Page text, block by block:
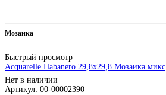
Мозаика
Быстрый просмотр
Acquarelle Habanero 29,8x29,8 Мозаика микс
Нет в наличии
Артикул: 00-00002390